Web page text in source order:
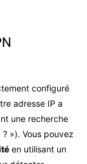
configuré
adresse IP a
une recherche
»). Vous pouvez
en utilisant un